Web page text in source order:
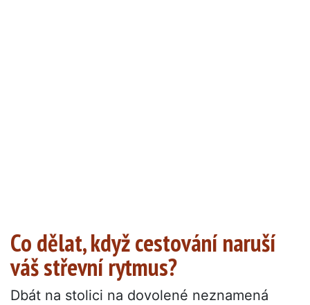
Co dělat, když cestování naruší
váš střevní rytmus?
Dbát na stolici na dovolené neznamená